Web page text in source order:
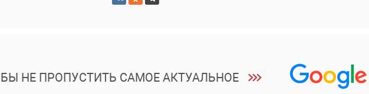
НЕ ПРОПУСТИТЬ САМОЕ АКТУАЛЬНОЕ